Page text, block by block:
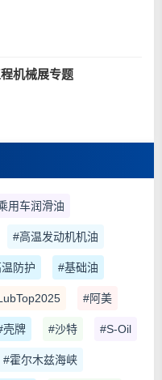
机械展专题
用车润滑油
#高温发动机机油
防护 #基础油
#阿美
壳牌 #沙特 #S-Oil
#霍尔木兹海峡